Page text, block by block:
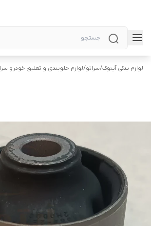
لوازم یدکی آیتوک/سراتو/لوازم جلوبندی و تعلیق خودرو